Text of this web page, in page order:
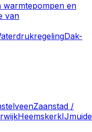
warmtepompen en
van
Dak-
Zaanstad /
Heemskerk